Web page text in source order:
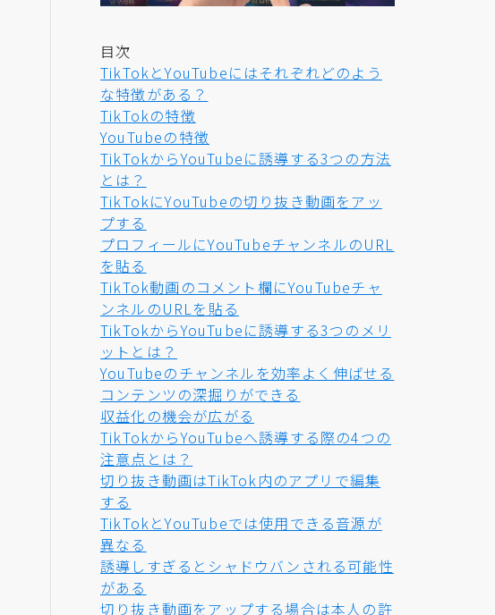
目次
TikTokとYouTubeにはそれぞれどのよう
な特徴がある？
TikTokの特徴
YouTubeの特徴
TikTokからYouTubeに誘導する3つの方法
とは？
TikTokにYouTubeの切り抜き動画をアッ
プする
プロフィールにYouTubeチャンネルのURL
を貼る
TikTok動画のコメント欄にYouTubeチャ
ンネルのURLを貼る
TikTokからYouTubeに誘導する3つのメリ
ットとは？
YouTubeのチャンネルを効率よく伸ばせる
コンテンツの深掘りができる
収益化の機会が広がる
TikTokからYouTubeへ誘導する際の4つの
注意点とは？
切り抜き動画はTikTok内のアプリで編集
する
TikTokとYouTubeでは使用できる音源が
異なる
誘導しすぎるとシャドウバンされる可能性
がある
切り抜き動画をアップする場合は本人の許